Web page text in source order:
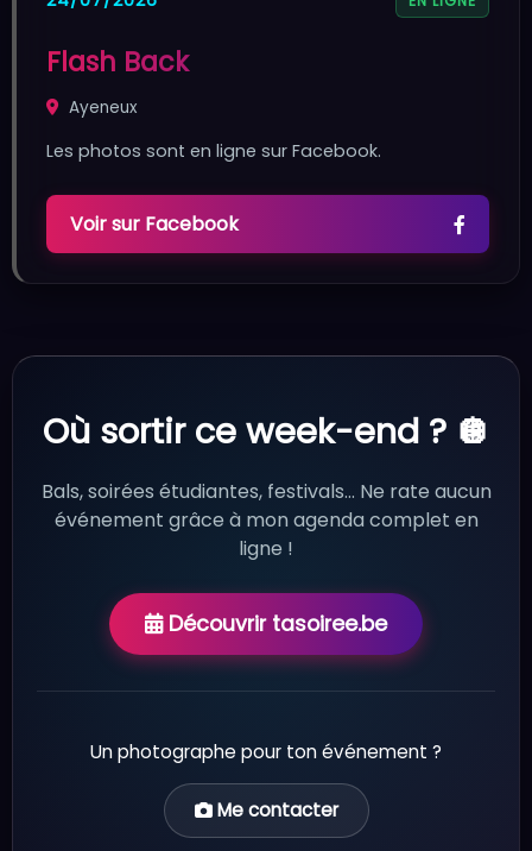
Flash Back
Ayeneux
Les photos sont en ligne sur Facebook.
Voir sur Facebook
Où sortir ce week-end ? 🪩
Bals, soirées étudiantes, festivals... Ne rate aucun
événement grâce à mon agenda complet en
ligne !
Découvrir tasoiree.be
Un photographe pour ton événement ?
Me contacter